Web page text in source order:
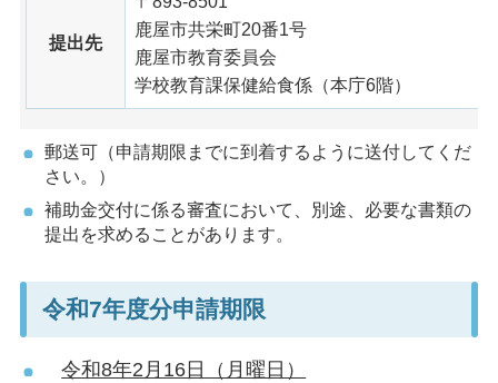
提出先
鹿屋市共栄町20番1号
鹿屋市教育委員会
学校教育課保健給食係（本庁6階）
郵送可（申請期限までに到着するように送付してくだ
さい。）
補助金交付に係る審査において、別途、必要な書類の
提出を求めることがあります。
令和7年度分申請期限
令和8年2月16日（月曜日）